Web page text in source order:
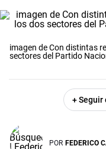
imagen de Con distintas
sectores del Partido
+ Seguir
POR FEDERICO